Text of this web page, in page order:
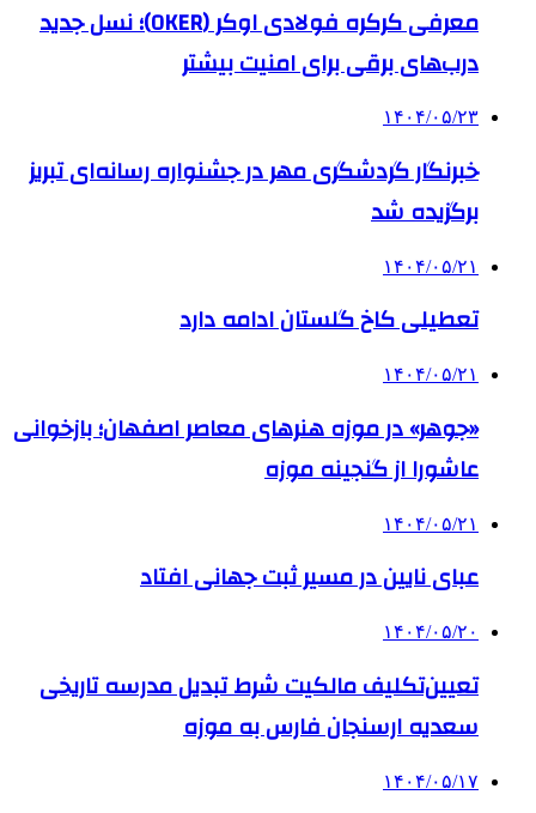
معرفی کرکره فولادی اوکر (OKER)؛ نسل جدید
درب‌های برقی برای امنیت بیشتر
۱۴۰۴/۰۵/۲۳
خبرنگار گردشگری مهر در جشنواره رسانه‌ای تبریز
برگزیده شد
۱۴۰۴/۰۵/۲۱
تعطیلی کاخ گلستان ادامه دارد
۱۴۰۴/۰۵/۲۱
«جوهر» در موزه هنرهای معاصر اصفهان؛ بازخوانی
عاشورا از گنجینه موزه
۱۴۰۴/۰۵/۲۱
عبای نایین در مسیر ثبت جهانی افتاد
۱۴۰۴/۰۵/۲۰
تعیین‌تکلیف مالکیت شرط تبدیل مدرسه تاریخی
سعدیه ارسنجان فارس به موزه
۱۴۰۴/۰۵/۱۷